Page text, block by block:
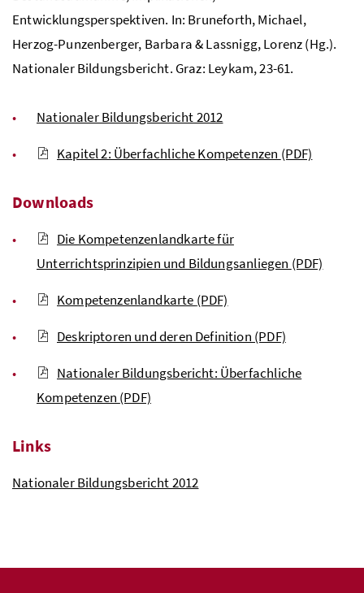
Entwicklungsperspektiven. In: Bruneforth, Michael,
Herzog-Punzenberger, Barbara & Lassnigg, Lorenz (Hg.).
Nationaler Bildungsbericht. Graz: Leykam, 23-61.
Nationaler Bildungsbericht 2012
Kapitel 2: Überfachliche Kompetenzen (PDF)
Downloads
Die Kompetenzenlandkarte für
Unterrichtsprinzipien und Bildungsanliegen (PDF)
Kompetenzenlandkarte (PDF)
Deskriptoren und deren Definition (PDF)
Nationaler Bildungsbericht: Überfachliche
Kompetenzen (PDF)
Links
Nationaler Bildungsbericht 2012